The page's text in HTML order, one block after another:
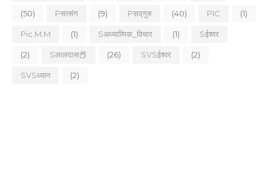
(50) Pसत्संग (9) Pसद्गुरु (40) PIC (1)
Pic.m.m (1) Sअध्यात्मिक_विचार (1) Sईश्वर
(2) Sलालदास📕 (26) SVSईश्वर (2)
SVSध्यान (2)